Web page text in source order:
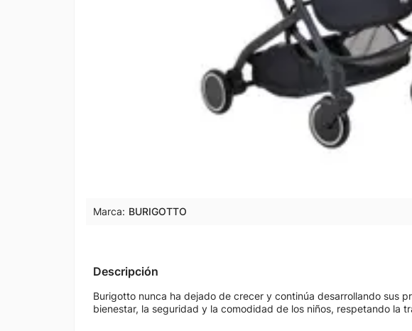
Marca: BURIGOTTO
Descripción
Burigotto nunca ha dejado de crecer y continúa desarrollando sus
bienestar, la seguridad y la comodidad de los niños, respetando la